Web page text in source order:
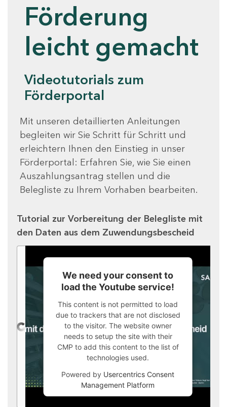
Förderung
leicht gemacht
Videotutorials zum
Förderportal
Mit unseren detaillierten Anleitungen
begleiten wir Sie Schritt für Schritt und
erleichtern Ihnen den Einstieg in unser
Förderportal: Erfahren Sie, wie Sie einen
Auszahlungsantrag stellen und die
Belegliste zu Ihrem Vorhaben bearbeiten.
Tutorial zur Vorbereitung der Belegliste mit
den Daten aus dem Zuwendungsbescheid
We need your consent to
load the Youtube service!
This content is not permitted to load
due to trackers that are not disclosed
to the visitor. The website owner
needs to setup the site with their
CMP to add this content to the list of
technologies used.
Powered by Usercentrics Consent
Management Platform